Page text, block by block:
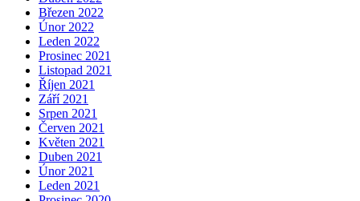
Březen 2022
Únor 2022
Leden 2022
Prosinec 2021
Listopad 2021
Říjen 2021
Září 2021
Srpen 2021
Červen 2021
Květen 2021
Duben 2021
Únor 2021
Leden 2021